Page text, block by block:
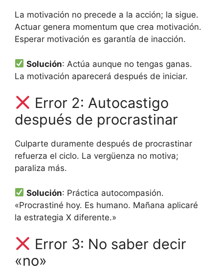
La motivación no precede a la acción; la sigue.
Actuar genera momentum que crea motivación.
Esperar motivación es garantía de inacción.
Solución: Actúa aunque no tengas ganas.
La motivación aparecerá después de iniciar.
Error 2: Autocastigo
después de procrastinar
Culparte duramente después de procrastinar
refuerza el ciclo. La vergüenza no motiva;
paraliza más.
Solución: Práctica autocompasión.
«Procrastiné hoy. Es humano. Mañana aplicaré
la estrategia X diferente.»
Error 3: No saber decir
«no»